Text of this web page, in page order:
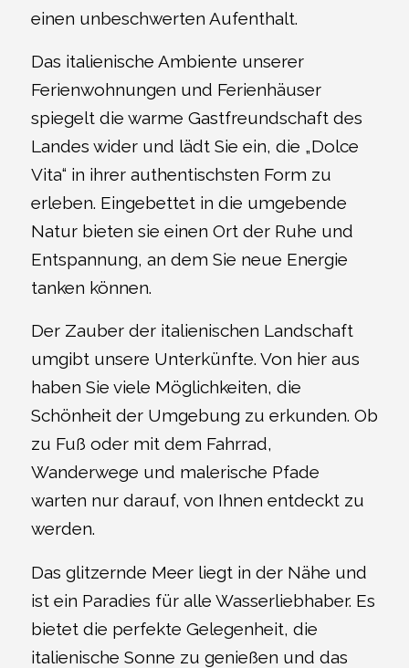
einen unbeschwerten Aufenthalt.
Das italienische Ambiente unserer
Ferienwohnungen und Ferienhäuser
spiegelt die warme Gastfreundschaft des
Landes wider und lädt Sie ein, die „Dolce
Vita“ in ihrer authentischsten Form zu
erleben. Eingebettet in die umgebende
Natur bieten sie einen Ort der Ruhe und
Entspannung, an dem Sie neue Energie
tanken können.
Der Zauber der italienischen Landschaft
umgibt unsere Unterkünfte. Von hier aus
haben Sie viele Möglichkeiten, die
Schönheit der Umgebung zu erkunden. Ob
zu Fuß oder mit dem Fahrrad,
Wanderwege und malerische Pfade
warten nur darauf, von Ihnen entdeckt zu
werden.
Das glitzernde Meer liegt in der Nähe und
ist ein Paradies für alle Wasserliebhaber. Es
bietet die perfekte Gelegenheit, die
italienische Sonne zu genießen und das